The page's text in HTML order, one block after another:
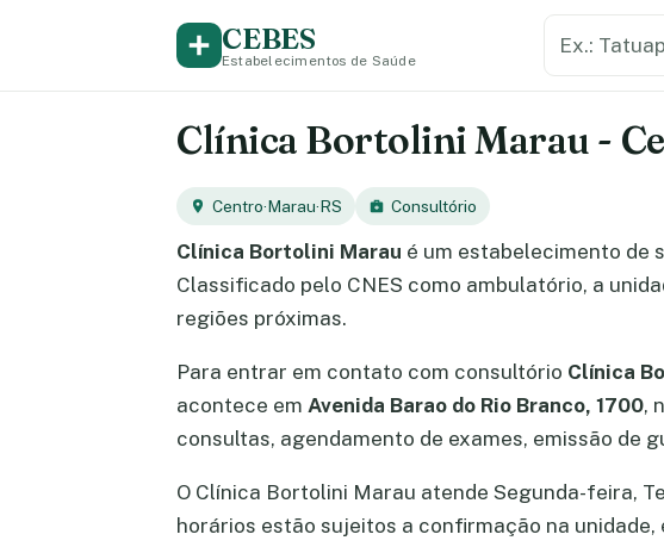
CEBES
Estabelecimentos de Saúde
Clínica Bortolini Marau -
Centro·Marau·RS Consultório
Clínica Bortolini Marau é um estabelecimento de
Classificado pelo CNES como ambulatório, a
regiões próximas.
Para entrar em contato com consultório Clínica
acontece em Avenida Barao do Rio Branco, 1700,
consultas, agendamento de exames, emissão de
O Clínica Bortolini Marau atende Segunda-feira,
horários estão sujeitos a confirmação na